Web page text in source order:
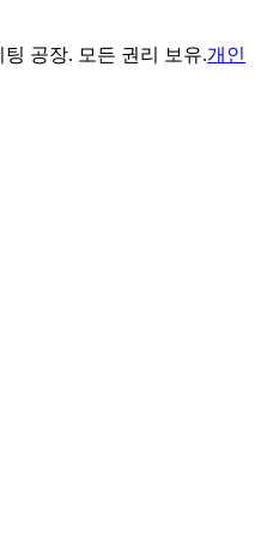
팅 공장. 모든 권리 보유.개인